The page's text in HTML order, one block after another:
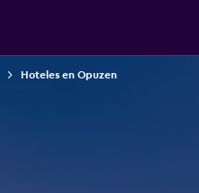
Hoteles en Opuzen